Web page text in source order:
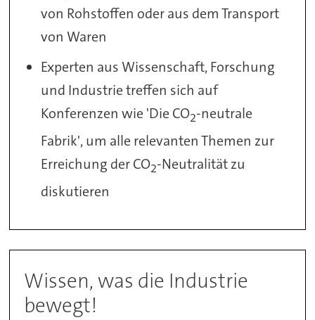
von Rohstoffen oder aus dem Transport
von Waren
Experten aus Wissenschaft, Forschung
und Industrie treffen sich auf
Konferenzen wie 'Die CO2-neutrale
Fabrik', um alle relevanten Themen zur
Erreichung der CO2-Neutralität zu
diskutieren
Wissen, was die Industrie
bewegt!